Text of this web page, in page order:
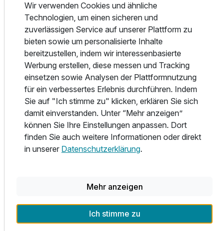
Die Erfahrung einer inzwischen 182 Jahre währenden
Familientradition sorgt für einen angenehmen und
gelungenen Aufenthalt. Am Rande des Naturparks
Hochtaunus, etwa 200m von der Lahn entfernt und ca.
3km von der barocken Residenzstadt Weilburg, können Sie
die Umgebung mit dem Fahrrad oder mit dem Boot auf der
Lahn entdecken.
Ob a la carte oder ein romantisches 5-Gänge-Menü. Das
Herzstück der "Krone" ist unser hervorragendes
Restaurant mit der bekannt guten regionalen und
internationalen Küche. Hier werden selbst höchste
kulinarische Ansprüche erfüllt. Neben Banketten und
Im Sommer erwartet Sie ein großer Biergarten mit leckeren
Grillgerichten vom echten amerikanischen Oklahoma Joe
Wir verwenden Cookies und ähnliche
Technologien, um einen sicheren und
zuverlässigen Service auf unserer Plattform zu
bieten sowie um personalisierte Inhalte
bereitzustellen, indem wir interessenbasierte
Werbung erstellen, diese messen und Tracking
einsetzen sowie Analysen der Plattformnutzung
für ein verbessertes Erlebnis durchführen. Indem
Sie auf "Ich stimme zu" klicken, erklären Sie sich
damit einverstanden. Unter “Mehr anzeigen”
können Sie Ihre Einstellungen anpassen. Dort
finden Sie auch weitere Informationen oder direkt
in unserer Datenschutzerklärung.
Mehr anzeigen
Ich stimme zu